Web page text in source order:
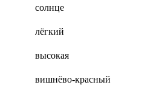
солнце
лёгкий
высокая
вишнёво-красный